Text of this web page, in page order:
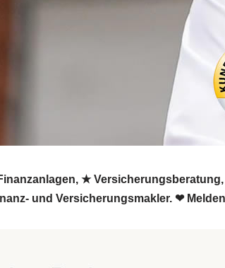
★
und Versicherungsmakler. ❤